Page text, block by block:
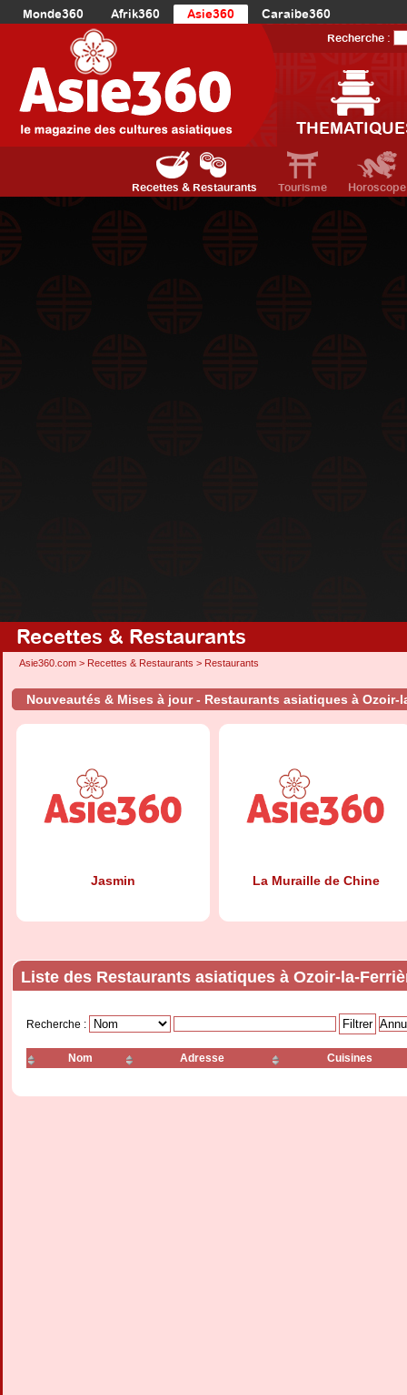
Monde360 Afrik360 Asie360
Caraibe360
Europe360
AmériqueDuNord360
Océanie360
Recherche :
Recettes & Restaurants Tourisme Horoscope
Recettes & Restaurants
Asie360.com > Recettes & Restaurants > Restaurants
Nouveautés & Mises à jour - Restaurants asiatiques à Ozoir-
Jasmin La Muraille de Chine
Liste des Restaurants asiatiques à Ozoir-la-
Recherche :
Nom Adresse Cuisines